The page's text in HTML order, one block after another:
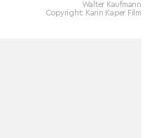
Walter Kaufmann
Copyright: Karin Kaper Film